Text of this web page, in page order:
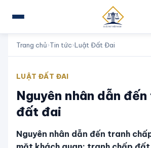
Trang chủ›Tin tức›Luật Đất Đai
LUẬT ĐẤT ĐAI
Nguyên nhân dẫn
đất đai
Nguyên nhân dẫn đến tranh